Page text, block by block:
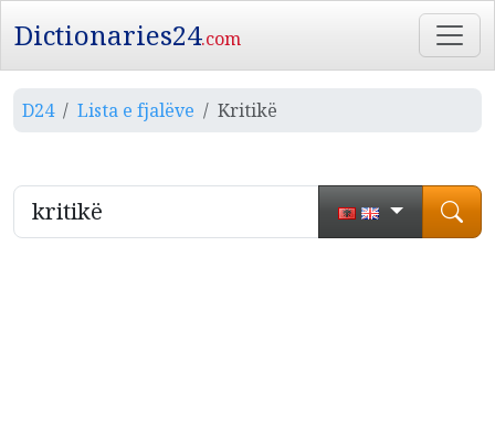
Dictionaries24.com
D24 Lista e fjalëve Kritikë